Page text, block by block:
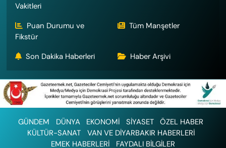
Vakitleri
Puan Durumu ve
Fikstür
Tüm Manşetler
Son Dakika Haberleri Haber Arşivi
GÜNDEM DÜNYA EKONOMİ SİYASET
ÖZEL HABER
KÜLTÜR-SANAT
VAN VE DİYARBAKIR HABERLERİ
EMEK HABERLERİ
FAYDALI BİLGİLER